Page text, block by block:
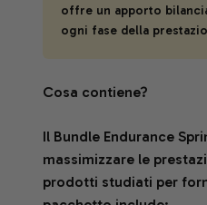
offre un apporto
ogni fase della
Cosa contiene?
Il Bundle Endurance
massimizzare le
prodotti studiati per